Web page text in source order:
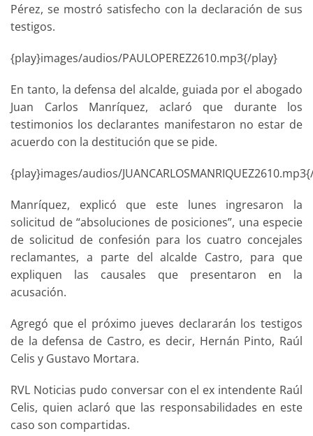
Pérez, se mostró satisfecho con la declaración de sus
testigos.
{play}images/audios/PAULOPEREZ2610.mp3{/play}
En tanto, la defensa del alcalde, guiada por el abogado
Juan Carlos Manríquez, aclaró que durante los
testimonios los declarantes manifestaron no estar de
acuerdo con la destitución que se pide.
{play}images/audios/
Manríquez, explicó que este lunes ingresaron la
solicitud de “absoluciones de posiciones”, una especie
de solicitud de confesión para los cuatro concejales
reclamantes, a parte del alcalde Castro, para que
expliquen las causales que presentaron en la
acusación.
Agregó que el próximo jueves declararán los testigos
de la defensa de Castro, es decir, Hernán Pinto, Raúl
Celis y Gustavo Mortara.
RVL Noticias pudo conversar con el ex intendente Raúl
Celis, quien aclaró que las responsabilidades en este
caso son compartidas.